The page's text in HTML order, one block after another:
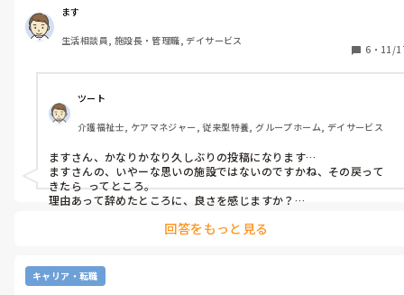
た職員3名が施設長と転職活動しているのならと。
前職では20年近く在籍し他事業所のケアマネさん達とも仲良くし
て頂き戻って来たらまたよろしくとの声もかけられています。
一応、前職場には体験として１日行かせてもらってと伝えたので
すが…。
エージェントからの紹介先からほぼ内定も貰い、悩んでます。
エージェントからの紹介先での不安点が重度介護者が多く自分の
身体状態で介護が出来るかなので。病気の後遺症があり病気前と
比較すると出来ないことは無いのですが少し時間がかかり、仕事
する上での問題は無いですが微々たる障害あり
前職場は介護よりも相談員業務がメインで。
自分としては後者に行きたい感もあり。
の職場出戻り職員もおり勤続年数も出戻ってから3年以上が数人
エージェント紹介も職員の雰囲気感じも良くて。
前職場の体験してからエージェント紹介先に返答する事は可能で
ます
生活相談員, 施設長・管理職, デイサービス
6 ・ 11/
ツート
介護福祉士, ケアマネジャー, 従来型特養, グループホーム, デイサービス
ますさん、かなりかなり久しぶりの投稿になります…
ますさんの、いやーな思いの施設ではないのですかね、その戻って
きたら  ってところ。
理由あって辞めたところに、良さを感じますか？
周りがどーこーは、正直意味がないのかなーと、、
もう一つも…
迷った時は直感です… 本当に迷ったら、それしかありません、、
回答をもっと見る
キャリア・転職